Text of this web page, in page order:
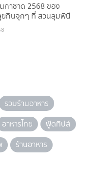
กาชาด 2568 ของ
ยกินจุกๆ ที่ สวนลุมพินี
รวมร้านอาหาร
อาหารไทย
ฟู้ดทิปส์
ร้านอาหาร